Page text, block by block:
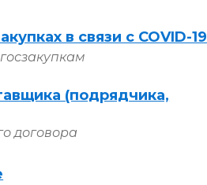
в связи с COVID-19
(подрядчика,
договора